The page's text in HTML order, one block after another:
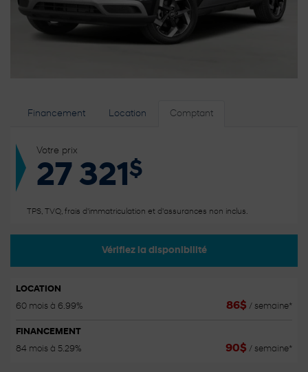
Financement Location Comptant
Votre prix
27 321$
TPS, TVQ, frais d'immatriculation et d'assurances non inclus.
Vérifiez la disponibilité
LOCATION
60 mois à 6.99%
86$ / semaine*
FINANCEMENT
84 mois à 5.29%
90$ / semaine*